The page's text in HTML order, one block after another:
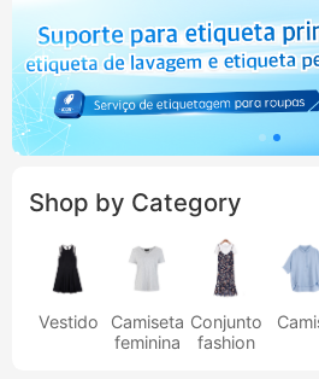
Shop by Category
Vestido
Camiseta
feminina
Conjunto
fashion